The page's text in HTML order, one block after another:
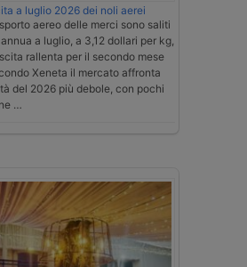
a luglio 2026 dei noli aerei
aereo delle merci sono saliti
a luglio, a 3,12 dollari per kg,
rallenta per il secondo mese
Xeneta il mercato affronta
del 2026 più debole, con pochi
…